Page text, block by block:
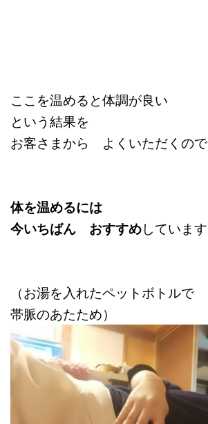
ここを温めると体調が良い
という結果を
お客さまから よく いただくので
体を温めるには
今いちばん おすすめしています
（お湯を入れたペットボトルで
帯脈のあたため）